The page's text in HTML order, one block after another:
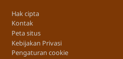
Footer
Hak cipta
Kontak
Peta situs
Kebijakan Privasi
Pengaturan cookie